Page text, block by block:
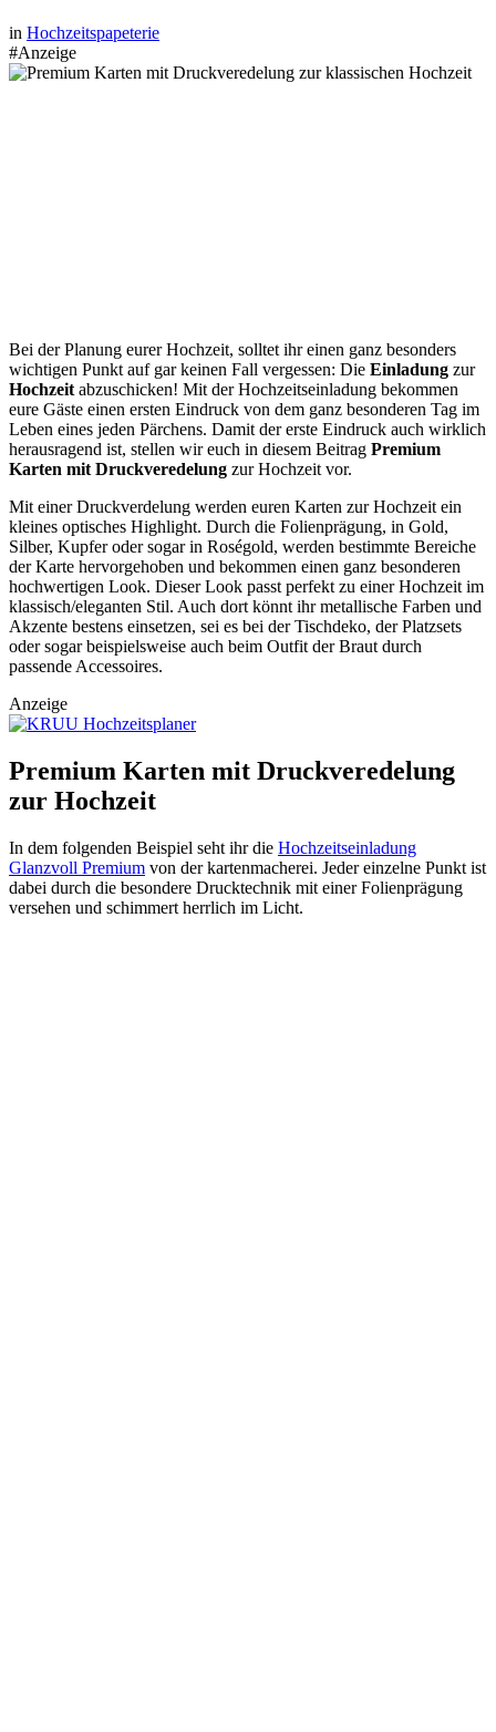
in Hochzeitspapeterie
#Anzeige
Bei der Planung eurer Hochzeit, solltet ihr einen ganz besonders
wichtigen Punkt auf gar keinen Fall vergessen: Die Einladung zur
Hochzeit abzuschicken! Mit der Hochzeitseinladung bekommen
eure Gäste einen ersten Eindruck von dem ganz besonderen Tag im
Leben eines jeden Pärchens. Damit der erste Eindruck auch wirklich
herausragend ist, stellen wir euch in diesem Beitrag Premium
Karten mit Druckveredelung zur Hochzeit vor.
Mit einer Druckverdelung werden euren Karten zur Hochzeit ein
kleines optisches Highlight. Durch die Folienprägung, in Gold,
Silber, Kupfer oder sogar in Roségold, werden bestimmte Bereiche
der Karte hervorgehoben und bekommen einen ganz besonderen
hochwertigen Look. Dieser Look passt perfekt zu einer Hochzeit im
klassisch/eleganten Stil. Auch dort könnt ihr metallische Farben und
Akzente bestens einsetzen, sei es bei der Tischdeko, der Platzsets
oder sogar beispielsweise auch beim Outfit der Braut durch
passende Accessoires.
Anzeige
Premium Karten mit Druckveredelung
zur Hochzeit
In dem folgenden Beispiel seht ihr die Hochzeitseinladung
Glanzvoll Premium von der kartenmacherei. Jeder einzelne Punkt ist
dabei durch die besondere Drucktechnik mit einer Folienprägung
versehen und schimmert herrlich im Licht.